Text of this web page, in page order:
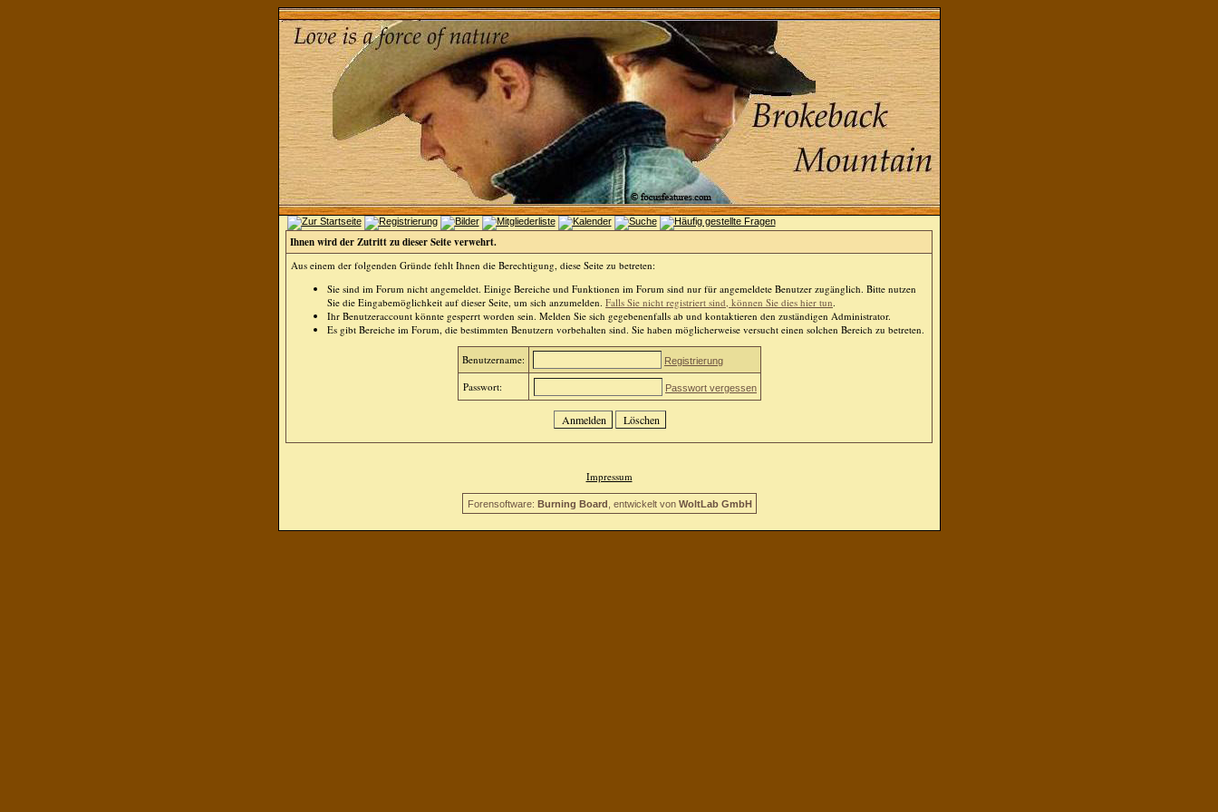
Ihnen wird der Zutritt zu dieser Seite verwehrt.
Aus einem der folgenden Gründe fehlt Ihnen die Berechtigung, diese Seite zu betreten:
Sie sind im Forum nicht angemeldet. Einige Bereiche und Funktionen im Forum sind nur für angemeldete Benutzer zugänglich. Bitte nutzen
Sie die Eingabemöglichkeit auf dieser Seite, um sich anzumelden. Falls Sie nicht registriert sind, können Sie dies hier tun.
Ihr Benutzeraccount könnte gesperrt worden sein. Melden Sie sich gegebenenfalls ab und kontaktieren den zuständigen Administrator.
Es gibt Bereiche im Forum, die bestimmten Benutzern vorbehalten sind. Sie haben möglicherweise versucht einen solchen Bereich zu betreten.
Benutzername: Registrierung
Passwort: Passwort vergessen
Impressum
Forensoftware: Burning Board , entwickelt von WoltLab GmbH